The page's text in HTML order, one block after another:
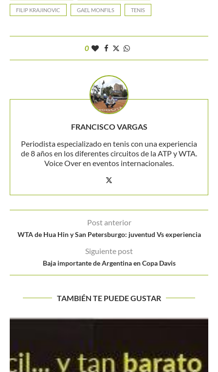
FILIP KRAJINOVIC GAEL MONFILS TENIS
0
FRANCISCO VARGAS
Periodista especializado en tenis con una experiencia
de 8 años en los diferentes circuitos de la ATP y WTA.
Voice Over en eventos internacionales.
Post anterior
WTA de Hua Hin y San Petersburgo: juventud Vs experiencia
Siguiente post
Baja importante de Argentina en Copa Davis
TAMBIÉN TE PUEDE GUSTAR